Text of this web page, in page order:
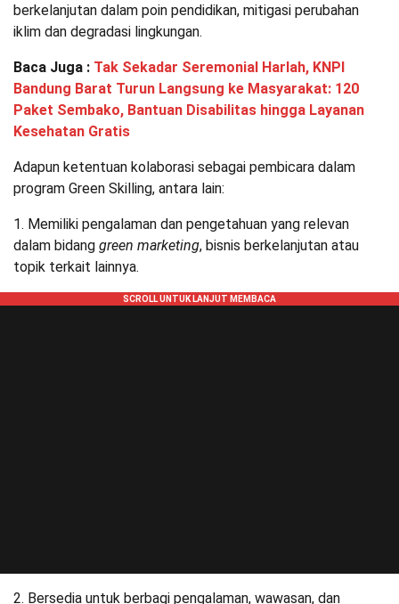
berkelanjutan dalam poin pendidikan, mitigasi perubahan
iklim dan degradasi lingkungan.
Baca Juga : Tak Sekadar Seremonial Harlah, KNPI
Bandung Barat Turun Langsung ke Masyarakat: 120
Paket Sembako, Bantuan Disabilitas hingga Layanan
Kesehatan Gratis
Adapun ketentuan kolaborasi sebagai pembicara dalam
program Green Skilling, antara lain:
1. Memiliki pengalaman dan pengetahuan yang relevan
dalam bidang green marketing, bisnis berkelanjutan atau
topik terkait lainnya.
2. Bersedia untuk berbagi pengalaman, wawasan, dan